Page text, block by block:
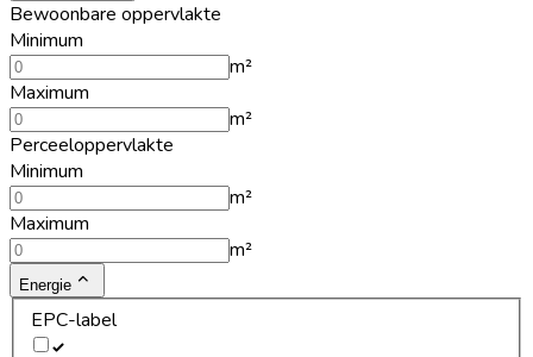
Bewoonbare oppervlakte
Minimum
m²
Maximum
m²
Perceeloppervlakte
Minimum
m²
Maximum
m²
Energie
EPC-label